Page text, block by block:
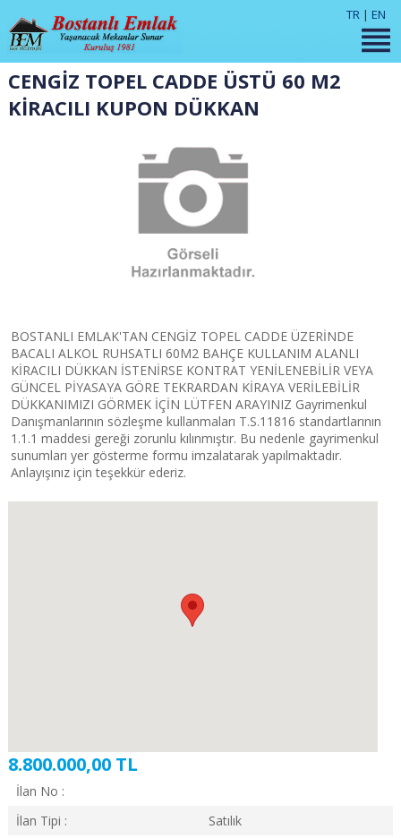
TR | EN
CENGİZ TOPEL CADDE ÜSTÜ 60 M2
KİRACILI KUPON DÜKKAN
BOSTANLI EMLAK'TAN CENGİZ TOPEL CADDE ÜZERİNDE
BACALI ALKOL RUHSATLI 60M2 BAHÇE KULLANIM ALANLI
KİRACILI DÜKKAN İSTENİRSE KONTRAT YENİLENEBİLİR VEYA
GÜNCEL PİYASAYA GÖRE TEKRARDAN KİRAYA VERİLEBİLİR
DÜKKANIMIZI GÖRMEK İÇİN LÜTFEN ARAYINIZ Gayrimenkul
Danışmanlarının sözleşme kullanmaları T.S.11816 standartlarının
1.1.1 maddesi gereği zorunlu kılınmıştır. Bu nedenle gayrimenkul
sunumları yer gösterme formu imzalatarak yapılmaktadır.
Anlayışınız için teşekkür ederiz.
8.800.000,00 TL
İlan No :
İlan Tipi :
Satılık